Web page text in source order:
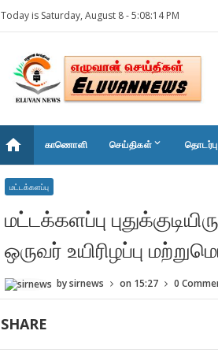
Today is Saturday, August 8 -5:08:14 PM
home காணொளி செய்திகள் keyboard_arrow_down
மட்டக்களப்பு
மட்டக்களப்பு
ஒருவர் உயிரிழப்பு
bysirnews on 15:27 0
SHARE